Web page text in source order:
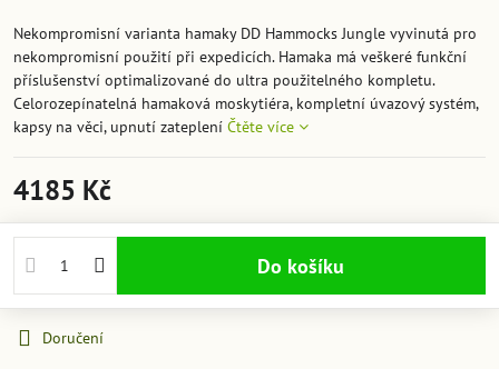
Nekompromisní varianta hamaky DD Hammocks Jungle vyvinutá pro
nekompromisní použití při expedicích. Hamaka má veškeré funkční
příslušenství optimalizované do ultra použitelného kompletu.
Celorozepínatelná hamaková moskytiéra, kompletní úvazový systém,
kapsy na věci, upnutí zateplení Čtěte více
4185 Kč
Do košíku
Doručení